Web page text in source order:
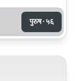
पुरुष · ५६